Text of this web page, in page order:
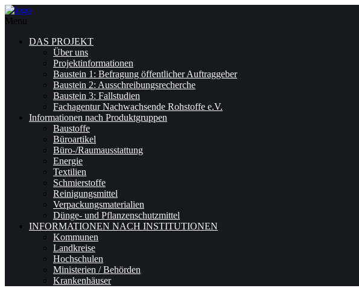
Menu
DAS PROJEKT
Über uns
Projektinformationen
Baustein 1: Befragung öffentlicher Auftraggeber
Baustein 2: Ausschreibungsrecherche
Baustein 3: Fallstudien
Fachagentur Nachwachsende Rohstoffe e.V.
Informationen nach Produktgruppen
Baustoffe
Büroartikel
Büro-/Raumausstattung
Energie
Textilien
Schmierstoffe
Reinigungsmittel
Verpackungsmaterialien
Dünge- und Pflanzenschutzmittel
INFORMATIONEN NACH INSTITUTIONEN
Kommunen
Landkreise
Hochschulen
Ministerien / Behörden
Krankenhäuser